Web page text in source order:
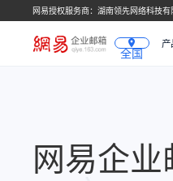
网易授权服务商：湖南领先网络科技有
全国
网易企